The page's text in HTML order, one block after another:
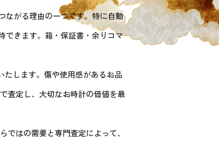
ながる理由の一つです。特に自動
できます。箱・保証書・余りコマ
します。傷や使用感があるお品
査定し、大切なお時計の価値を最
はの需要と専門査定によって、